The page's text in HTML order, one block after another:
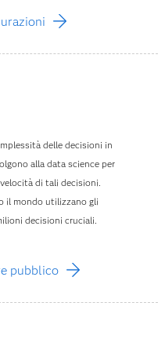
delle decisioni in
alla data science per
di tali decisioni.
il mondo utilizzano gli
decisioni cruciali.
pubblico